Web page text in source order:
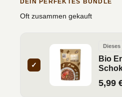
DEIN PERFEKTES BUNDLE
Oft zusammen gekauft
✓
Bio
5,99